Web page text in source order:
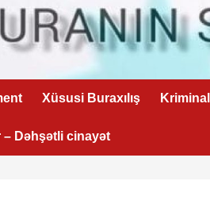
Xüsusi Buraxılış Kriminal
Dəhşətli cinayət